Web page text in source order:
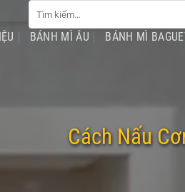
kiếm:
BÁNH MÌ ÂU BÁNH MÌ
Cách Nấu